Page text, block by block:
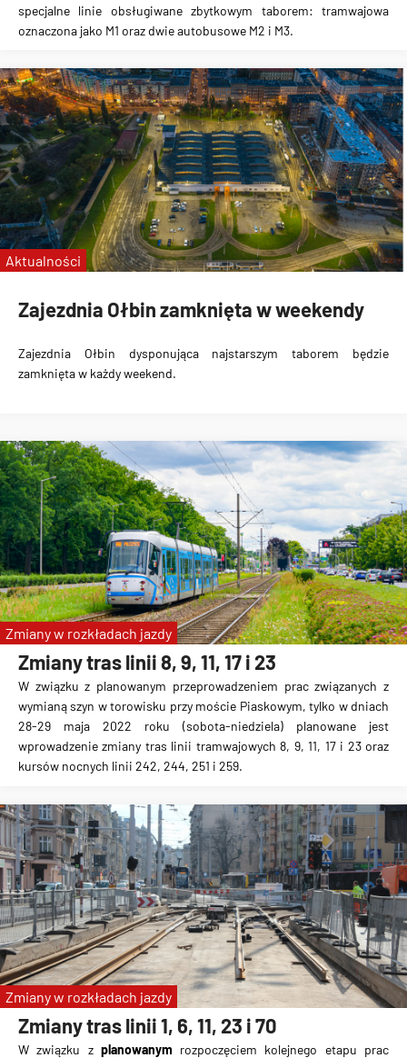
specjalne linie obsługiwane zbytkowym taborem: tramwajowa
oznaczona jako M1 oraz dwie autobusowe M2 i M3.
Zajezdnia Ołbin zamknięta w weekendy
Zajezdnia Ołbin dysponująca najstarszym taborem będzie
zamknięta w każdy weekend.
Aktualności
Zmiany tras linii 8, 9, 11, 17 i 23
W związku z planowanym przeprowadzeniem prac związanych z
wymianą szyn w torowisku przy moście Piaskowym, tylko w dniach
28-29 maja 2022 roku (sobota-niedziela) planowane jest
wprowadzenie zmiany tras linii tramwajowych 8, 9, 11, 17 i 23 oraz
kursów nocnych linii 242, 244, 251 i 259.
Zmiany w rozkładach jazdy
Zmiany tras linii 1, 6, 11, 23 i 70
W związku z planowanym rozpoczęciem kolejnego etapu prac
Zmiany w rozkładach jazdy